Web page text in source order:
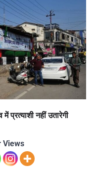
नहीं उतारेगी
Views